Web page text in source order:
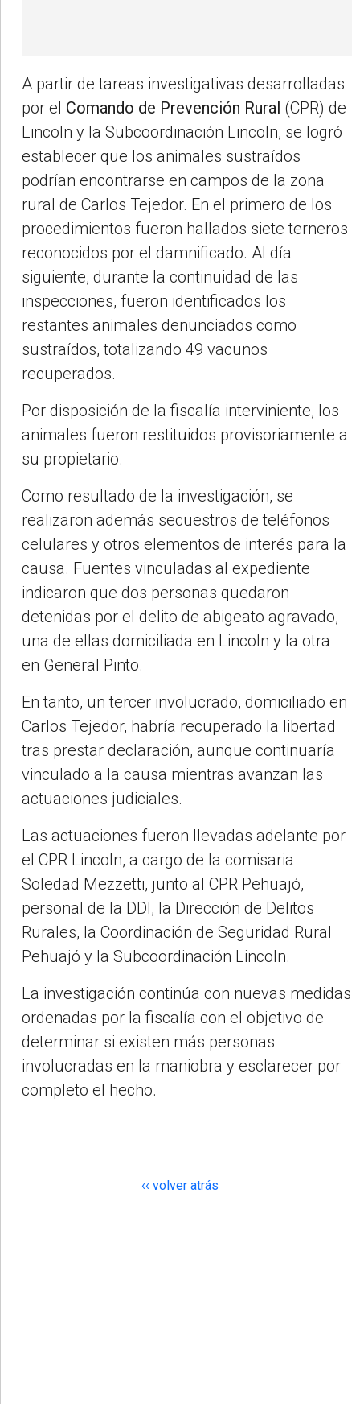
A partir de tareas investigativas desarrolladas
por el Comando de Prevención Rural (CPR) de
Lincoln y la Subcoordinación Lincoln, se logró
establecer que los animales sustraídos
podrían encontrarse en campos de la zona
rural de Carlos Tejedor. En el primero de los
procedimientos fueron hallados siete terneros
reconocidos por el damnificado. Al día
siguiente, durante la continuidad de las
inspecciones, fueron identificados los
restantes animales denunciados como
sustraídos, totalizando 49 vacunos
recuperados.
Por disposición de la fiscalía interviniente, los
animales fueron restituidos provisoriamente a
su propietario.
Como resultado de la investigación, se
realizaron además secuestros de teléfonos
celulares y otros elementos de interés para la
causa. Fuentes vinculadas al expediente
indicaron que dos personas quedaron
detenidas por el delito de abigeato agravado,
una de ellas domiciliada en Lincoln y la otra
en General Pinto.
En tanto, un tercer involucrado, domiciliado en
Carlos Tejedor, habría recuperado la libertad
tras prestar declaración, aunque continuaría
vinculado a la causa mientras avanzan las
actuaciones judiciales.
Las actuaciones fueron llevadas adelante por
el CPR Lincoln, a cargo de la comisaria
Soledad Mezzetti, junto al CPR Pehuajó,
personal de la DDI, la Dirección de Delitos
Rurales, la Coordinación de Seguridad Rural
Pehuajó y la Subcoordinación Lincoln.
La investigación continúa con nuevas medidas
ordenadas por la fiscalía con el objetivo de
determinar si existen más personas
involucradas en la maniobra y esclarecer por
completo el hecho.
‹‹ volver atrás